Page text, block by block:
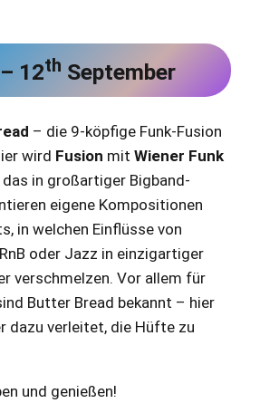
12th September
– die 9-köpfige Funk-Fusion
wird Fusion mit Wiener Funk
in großartiger Bigband-
eigene Kompositionen
in welchen Einflüsse von
oder Jazz in einzigartiger
verschmelzen. Vor allem für
Butter Bread bekannt – hier
dazu verleitet, die Hüfte zu
und genießen!